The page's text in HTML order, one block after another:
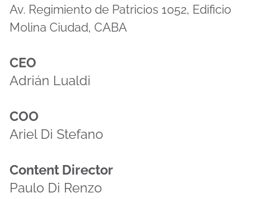
Av. Regimiento de Patricios 1052, Edificio
Molina Ciudad, CABA
CEO
Adrián Lualdi
COO
Ariel Di Stefano
Content Director
Paulo Di Renzo